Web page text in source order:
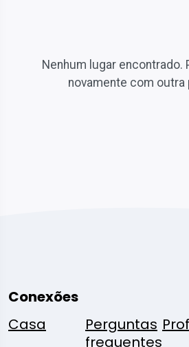
Nenhum lugar encontrado.
novamente com outra
Conexões
Casa
Perguntas
frequentes